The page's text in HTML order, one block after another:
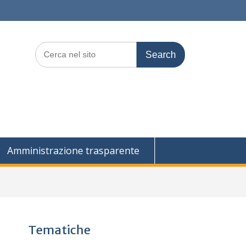
Search
for:
Amministrazione trasparente
Tematiche